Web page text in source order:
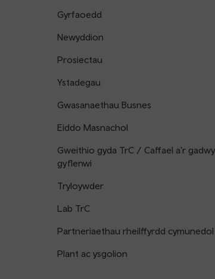
Gyrfaoedd
Newyddion
Prosiectau
Ystadegau
Gwasanaethau Busnes
Eiddo Masnachol
Gweithio gyda TrC / Caffael a'r
gyflenwi
Tryloywder
Lab TrC
Partneriaethau rheilffyrdd cymunedol
Plant ac ysgolion